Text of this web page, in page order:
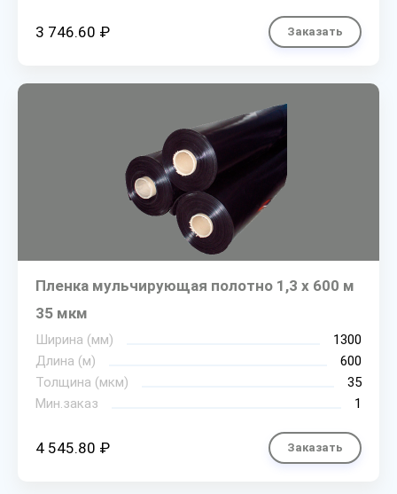
3 746.60 ₽ Заказать
Пленка мульчирующая полотно 1,3 х 600 м
35 мкм
Ширина (мм)
1300
Длина (м)
600
Толщина (мкм)
35
Мин.заказ
1
4 545.80 ₽ Заказать